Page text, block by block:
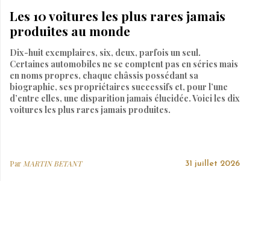
Les 10 voitures les plus rares jamais
produites au monde
Dix-huit exemplaires, six, deux, parfois un seul.
Certaines automobiles ne se comptent pas en séries mais
en noms propres, chaque châssis possédant sa
biographie, ses propriétaires successifs et, pour l’une
d’entre elles, une disparition jamais élucidée. Voici les dix
voitures les plus rares jamais produites.
Par MARTIN BETANT 31 juillet 2026